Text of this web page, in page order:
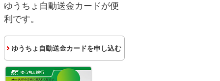
ゆうちょ自動送金カードが便
利です。
ゆうちょ自動送金カードを申し込む